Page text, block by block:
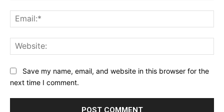
Save my name, email, and website in this browser for the
next time I comment.